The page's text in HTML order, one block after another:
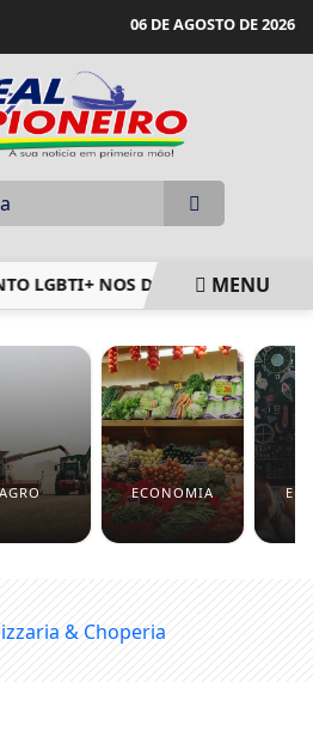
06 DE AGOSTO DE 2026
NOS DADOS POLICIAIS DO
MENU
AGRO ECONOMIA